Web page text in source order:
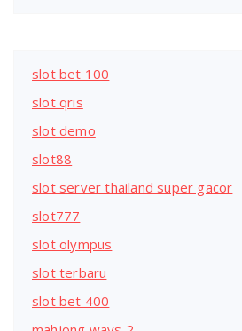
slot bet 100
slot qris
slot demo
slot88
slot server thailand super gacor
slot777
slot olympus
slot terbaru
slot bet 400